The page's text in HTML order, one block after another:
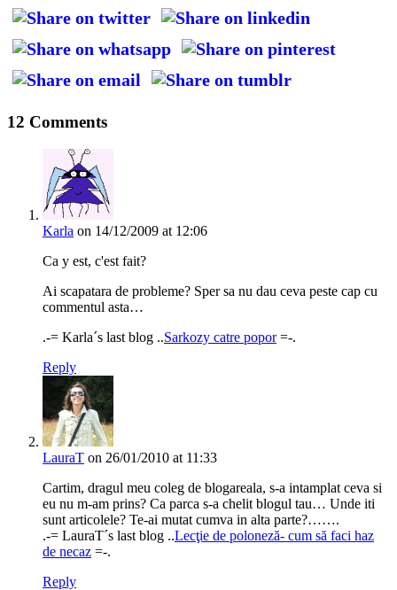
12 Comments
Karla on 14/12/2009 at 12:06
Ca y est, c'est fait?
Ai scapatara de probleme? Sper sa nu dau ceva peste cap cu
commentul asta…
.-= Karla´s last blog ..Sarkozy catre popor=-.
Reply
LauraT on 26/01/2010 at 11:33
Cartim, dragul meu coleg de blogareala, s-a intamplat ceva si
eu nu m-am prins? Ca parca s-a chelit blogul tau… Unde iti
sunt articolele? Te-ai mutat cumva in alta parte?…….
.-= LauraT´s last blog ..Lecţie de poloneză- cum să faci haz
de necaz =-.
Reply